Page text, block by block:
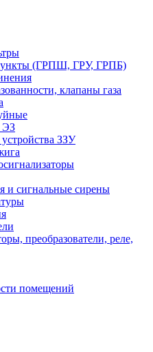
(ГРПШ, ГРУ, ГРПБ)
клапаны газа
ЭЗ
ЗЗУ
и сигнальные сирены
преобразователи, реле,
помещений